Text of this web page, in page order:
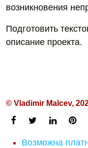
возникновения
Подготовить
описание проекта.
© Vladimir Malcev,
Возможна